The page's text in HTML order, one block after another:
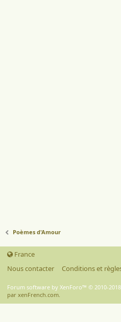
Poèmes d'Amour
France
Nous contacter
Conditions et
Forum software by XenForo™ © 2010-
par xenFrench.com.